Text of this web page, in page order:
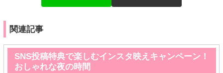
関連記事
SNS投稿特典で楽しむインスタ映えキャンペーン！
おしゃれな夜の時間